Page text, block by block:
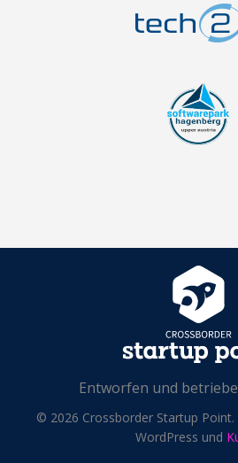
Entworfen und
© 2026 Crossborder Startup
WordPress und